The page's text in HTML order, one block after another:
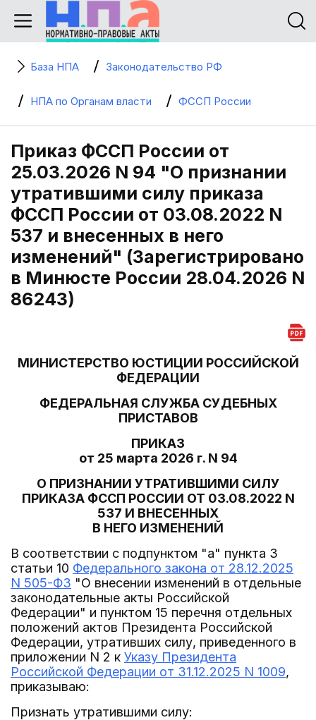
База НПА Законодательство РФ
НПА по Органам власти ФССП России
Приказ ФССП России от
25.03.2026 N 94 "О признании
утратившими силу приказа
ФССП России от 03.08.2022 N
537 и внесенных в него
изменений" (Зарегистрировано
в Минюсте России 28.04.2026 N
86243)
МИНИСТЕРСТВО ЮСТИЦИИ РОССИЙСКОЙ
ФЕДЕРАЦИИ
ФЕДЕРАЛЬНАЯ СЛУЖБА СУДЕБНЫХ
ПРИСТАВОВ
ПРИКАЗ
от 25 марта 2026 г. N 94
О ПРИЗНАНИИ УТРАТИВШИМИ СИЛУ
ПРИКАЗА ФССП РОССИИ ОТ 03.08.2022 N
537 И ВНЕСЕННЫХ
В НЕГО ИЗМЕНЕНИЙ
В соответствии с подпунктом "а" пункта 3
статьи 10 Федерального закона от 28.12.2025
N 505-ФЗ "О внесении изменений в отдельные
законодательные акты Российской
Федерации" и пунктом 15 перечня отдельных
положений актов Президента Российской
Федерации, утративших силу, приведенного в
приложении N 2 к Указу Президента
Российской Федерации от 31.12.2025 N 1009,
приказываю:
Признать утратившими силу: